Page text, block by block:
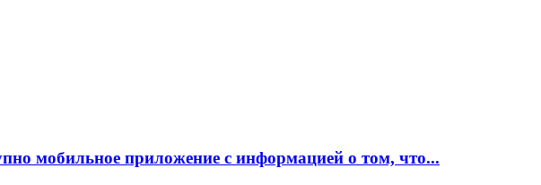
мобильное приложение с информацией о том, что...